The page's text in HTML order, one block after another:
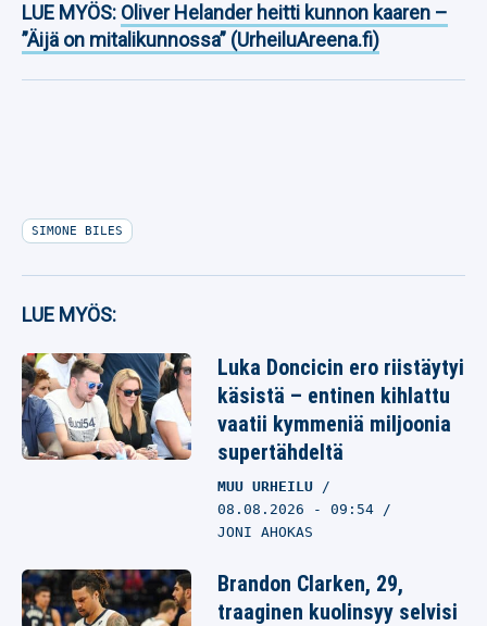
LUE MYÖS: Oliver Helander heitti kunnon kaaren –
”Äijä on mitalikunnossa” (UrheiluAreena.fi)
SIMONE BILES
LUE MYÖS:
Luka Doncicin ero riistäytyi
käsistä – entinen kihlattu
vaatii kymmeniä miljoonia
supertähdeltä
MUU URHEILU
08.08.2026 - 09:54
JONI AHOKAS
Brandon Clarken, 29,
traaginen kuolinsyy selvisi